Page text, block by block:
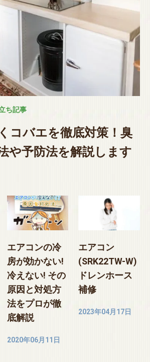
ち記事
コバエを徹底対策！臭
や予防法を解説します
エアコンの冷
房が効かない!
冷えない! その
原因と対処方
法をプロが徹
底解説
2020年06月11日
エアコン
(SRK22TW-W)
ドレンホース
補修
2023年04月17日